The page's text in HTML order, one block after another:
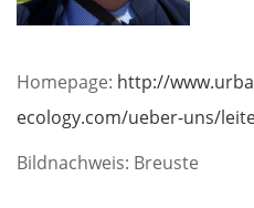
Homepage: http://
ecology.com/ueber-uns/
Bildnachweis: Breuste